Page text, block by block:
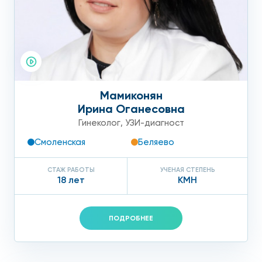
Мамиконян
Ирина Оганесовна
Гинеколог, УЗИ-диагност
Смоленская
Беляево
СТАЖ РАБОТЫ
18 лет
УЧЕНАЯ СТЕПЕНЬ
КМН
ПОДРОБНЕЕ